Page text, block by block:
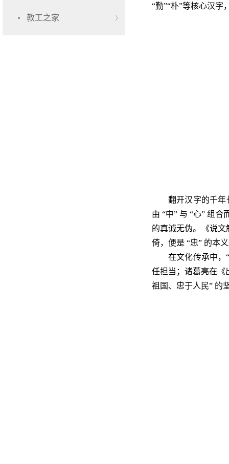
教工之家
“勤”“朴”等核心汉
翻开汉字的千年
由 “中” 与 “心” 组
的真诚无伪。《说文
倚，便是 “忠” 的本
在文化传承中，
任担当；诸葛亮在《
祖国、忠于人民” 的